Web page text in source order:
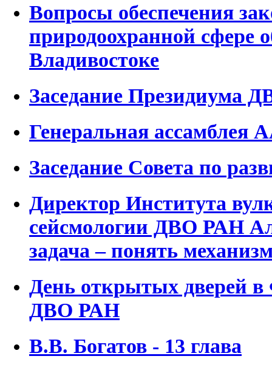
Вопросы обеспечения
природоохранной сфере
Владивостоке
Заседание Президиума
Генеральная
Заседание Совета по
Директор Института
сейсмологии ДВО РАН
задача – понять
День открытых дверей
ДВО РАН
В.В. Богатов - 13 глава